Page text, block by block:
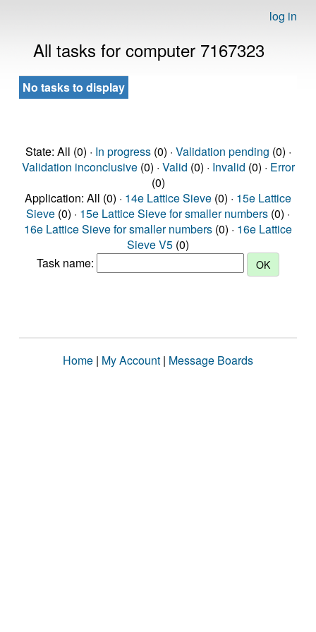
log in
All tasks for computer 7167323
No tasks to display
State: All (0) · In progress(0) · Validation pending (0) ·
Validation inconclusive(0) · Valid (0) · Invalid (0) · Error
(0)
Application: All (0) · 14e Lattice Sieve (0) · 15e Lattice
Sieve (0) · 15e Lattice Sieve for smaller numbers (0) ·
16e Lattice Sieve for smaller numbers (0) · 16e Lattice
Sieve V5 (0)
Task name:
Home | My Account | Message Boards